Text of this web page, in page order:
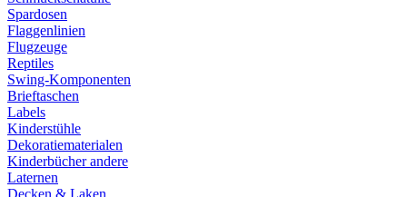
Spardosen
Flaggenlinien
Flugzeuge
Reptiles
Swing-Komponenten
Brieftaschen
Labels
Kinderstühle
Dekoratiematerialen
Kinderbücher andere
Laternen
Decken & Laken